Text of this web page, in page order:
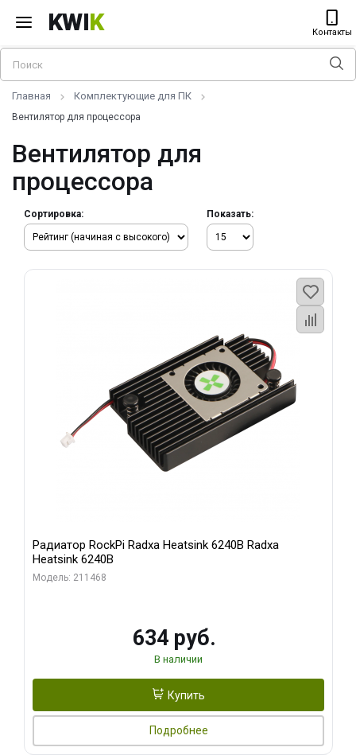
KWIK Контакты
Главная Комплектующие для ПК
Вентилятор для процессора
Вентилятор для
процессора
Сортировка: Показать:
Радиатор RockPi Radxa Heatsink 6240B Radxa
Heatsink 6240B
Модель: 211468
634 руб.
В наличии
Купить
Подробнее